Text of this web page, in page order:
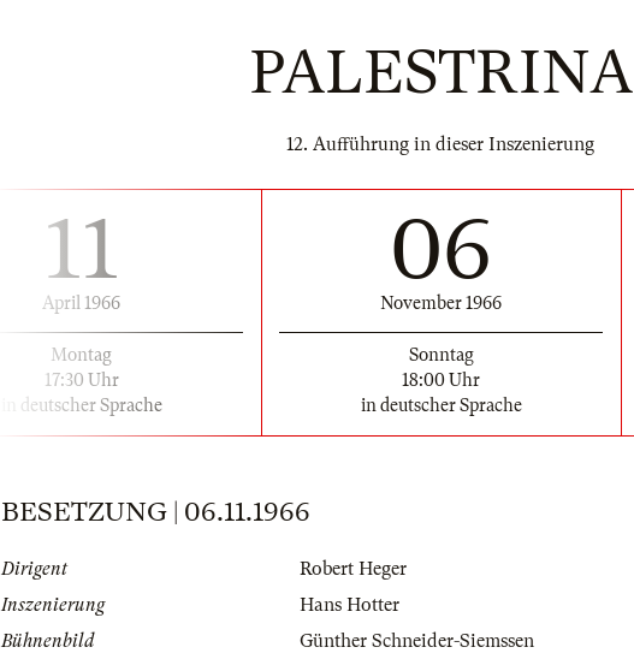
PALESTRINA
12. Aufführung in dieser Inszenierung
11
April 1966
Montag
17:30 Uhr
in deutscher Sprache
06
November 1966
Sonntag
18:00 Uhr
in deutscher Sprache
BESETZUNG | 06.11.1966
Dirigent
Robert Heger
Inszenierung
Hans Hotter
Bühnenbild
Günther Schneider-Siemssen